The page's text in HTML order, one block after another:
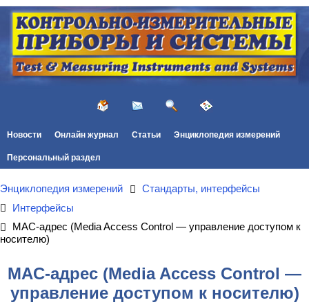
Новости Онлайн журнал Статьи Энциклопедия измерений
Персональный раздел
Энциклопедия измерений
Стандарты, интерфейсы
Интерфейсы
MAC-адрес (Media Access Control — управление доступом к
носителю)
MAC-адрес (Media Access Control —
управление доступом к носителю)